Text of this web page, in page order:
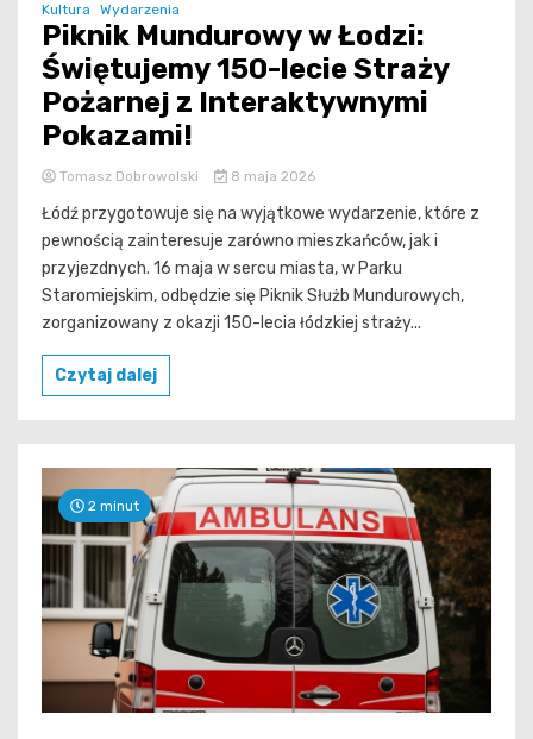
Kultura Wydarzenia
Piknik Mundurowy w Łodzi:
Świętujemy 150-lecie Straży
Pożarnej z Interaktywnymi
Pokazami!
Tomasz Dobrowolski 8 maja 2026
Łódź przygotowuje się na wyjątkowe wydarzenie, które z
pewnością zainteresuje zarówno mieszkańców, jak i
przyjezdnych. 16 maja w sercu miasta, w Parku
Staromiejskim, odbędzie się Piknik Służb Mundurowych,
zorganizowany z okazji 150-lecia łódzkiej straży...
Czytaj dalej
2 minut